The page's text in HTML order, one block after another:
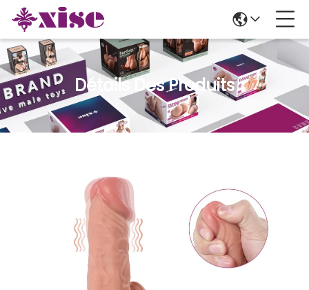
Détails Des Produits